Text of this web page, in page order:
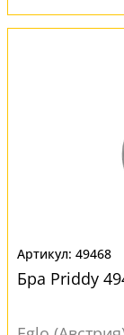
49468
Бра Priddy